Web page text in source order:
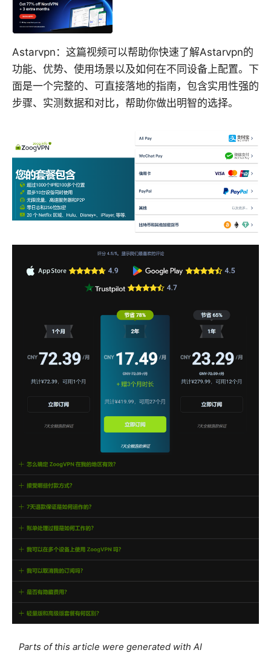
Astarvpn：这篇视频可以帮助你快速了解Astarvpn的
功能、优势、使用场景以及如何在不同设备上配置。下
面是一个完整的、可直接落地的指南，包含实用性强的
步骤、实测数据和对比，帮助你做出明智的选择。
Parts of this article were generated with AI